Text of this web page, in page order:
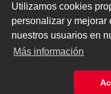
Utilizamos cookies
personalizar y
nuestros usuarios en
Más información
© 2026 Todos los derechos
o parcial,